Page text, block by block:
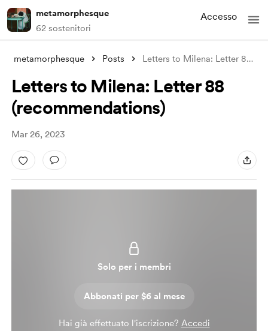
metamorphesque
62 sostenitori
Accesso
metamorphesque Posts Letters to Milena: Letter 88 (recommenda
Letters to Milena: Letter 88
(recommendations)
Mar 26, 2023
Solo per i membri
Abbonati per $6 al mese
Hai già effettuato l'iscrizione? Accedi